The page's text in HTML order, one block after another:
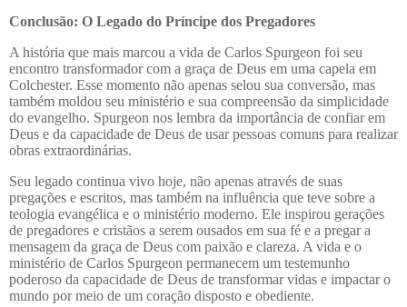
Conclusão: O Legado do Príncipe dos Pregadores
A história que mais marcou a vida de Carlos Spurgeon foi seu
encontro transformador com a graça de Deus em uma capela em
Colchester. Esse momento não apenas selou sua conversão, mas
também moldou seu ministério e sua compreensão da simplicidade
do evangelho. Spurgeon nos lembra da importância de confiar em
Deus e da capacidade de Deus de usar pessoas comuns para realizar
obras extraordinárias.
Seu legado continua vivo hoje, não apenas através de suas
pregações e escritos, mas também na influência que teve sobre a
teologia evangélica e o ministério moderno. Ele inspirou gerações
de pregadores e cristãos a serem ousados em sua fé e a pregar a
mensagem da graça de Deus com paixão e clareza. A vida e o
ministério de Carlos Spurgeon permanecem um testemunho
poderoso da capacidade de Deus de transformar vidas e impactar o
mundo por meio de um coração disposto e obediente.